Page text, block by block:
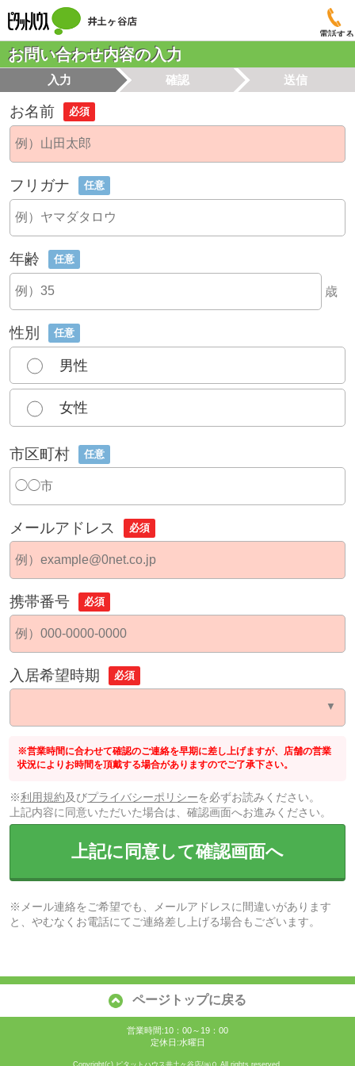
電話する
お問い合わせ内容の入力
入力 確認 送信
お名前 必須
フリガナ 任意
年齢 任意
歳
性別 任意
男性
女性
市区町村 任意
メールアドレス 必須
携帯番号 必須
入居希望時期 必須
※営業時間に合わせて確認のご連絡を早期に差し上げますが、店舗の営業
状況によりお時間を頂戴する場合がありますのでご了承下さい。
※利用規約及びプライバシーポリシーを必ずお読みください。
上記内容に同意いただいた場合は、確認画面へお進みください。
上記に同意して確認画面へ
※メール連絡をご希望でも、メールアドレスに間違いがあります
と、やむなくお電話にてご連絡差し上げる場合もございます。
ページトップに戻る
営業時間:10：00～19：00
定休日:水曜日